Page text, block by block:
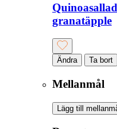
granatäpple
Ändra Ta bort
Mellanmål
Lägg till